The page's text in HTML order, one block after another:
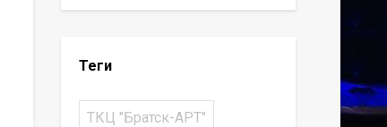
Теги
ТКЦ "Братск-АРТ"